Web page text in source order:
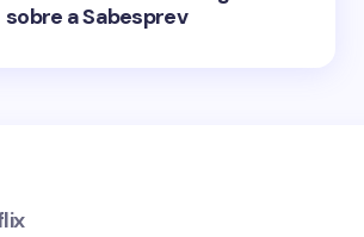
sobre a Sabesprev